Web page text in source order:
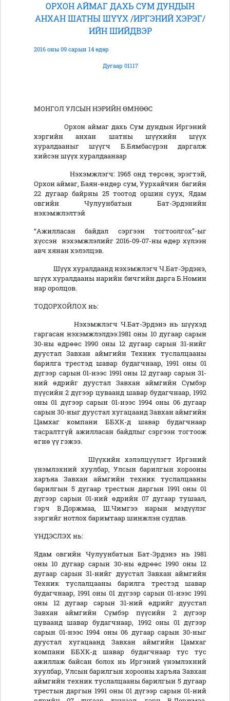
ОРХОН АЙМАГ ДАХЬ СУМ ДУНДЫН
АНХАН ШАТНЫ ШҮҮХ /ИРГЭНИЙ ХЭРЭГ/
ИЙН ШИЙДВЭР
2016 оны 09 сарын 14 өдөр
Дугаар 01117
МОНГОЛ УЛСЫН НЭРИЙН ӨМНӨӨС
Орхон аймаг дахь Сум дундын Иргэний
хэргийн анхан шатны шүүхийн шүүх
хуралдааныг шүүгч Б.Бямбасүрэн даргалж
хийсэн шүүх хуралдаанаар
Нэхэмжлэгч: 1965 онд төрсөн, эрэгтэй,
Орхон аймаг, Баян-өндөр сум, Уурхайчин багийн
22 дугаар байрны 25 тоотод оршин суух, Ядам
овгийн Чулуунбатын Бат-Эрдэнийн
нэхэмжлэлтэй
“Ажилласан байдал сэргээн тогтоолгох”-ыг
хүссэн нэхэмжлэлийг 2016-09-07-ны өдөр хүлээн
авч хянан хэлэлцэв.
Шүүх хуралдаанд нэхэмжлэгч Ч.Бат-Эрдэнэ,
шүүх хуралдааны нарийн бичгийн дарга Б.Номин
нар оролцов.
ТОДОРХОЙЛОХ нь:
Нэхэмжлэгч Ч.Бат-Эрдэнэ нь шүүхэд
гаргасан нэхэмжлэлдээ:1981 оны 10 дугаар сарын
30-ны өдрөөс 1990 оны 12 дугаар сарын 31-нийг
дуустал Завхан аймгийн Техник туслалцааны
барилга трестэд шавар будагчнаар, 1991 оны 01
дүгээр сарын 01-нээс 1991 оны 12 дугаар сарын 31-
ний өдрийг дуустал Завхан аймгийн Сүмбэр
пүүсийн 2 дүгээр цуваанд шавар будагчнаар, 1992
оны 01 дүгээр сарын 01-нээс 1994 оны 06 дугаар
сарын 30-ныг дуустал хугацаанд Завхан аймгийн
Цамхаг компани ББХК-д шавар будагчнаар
тасралтгүй ажилласан байдлыг сэргээн тогтоож
өгнө үү гэжээ.
Шүүхийн хэлэлцүүлэгт Иргэний
үнэмлэхний хуулбар, Улсын барилгын хорооны
харъяа Завхан аймгийн техник туслалцааны
барилгын 5 дугаар трестын даргын 1991 оны 01
дүгээр сарын 01-ний өдрийн 07 дугаар тушаал,
гэрч В.Доржмаа, Ш.Чимгээ нарын мэдүүлэг
зэргийг нотлох баримтаар шинжлэн судлав.
ҮНДЭСЛЭХ нь:
Ядам овгийн Чулуунбатын Бат-Эрдэнэ нь 1981
оны 10 дугаар сарын 30-ны өдрөөс 1990 оны 12
дугаар сарын 31-нийг дуустал Завхан аймгийн
Техник туслалцааны барилга трестэд шавар
будагчнаар, 1991 оны 01 дүгээр сарын 01-нээс 1991
оны 12 дугаар сарын 31-ний өдрийг дуустал
Завхан аймгийн Сүмбэр пүүсийн 2 дүгээр
цуваанд шавар будагчнаар, 1992 оны 01 дүгээр
сарын 01-нээс 1994 оны 06 дугаар сарын 30-ныг
дуустал хугацаанд Завхан аймгийн Цамхаг
компани ББХК-д шавар будагчнаар тус тус
ажиллаж байсан болох нь Иргэний үнэмлэхний
хуулбар, Улсын барилгын хорооны харъяа Завхан
аймгийн техник туслалцааны барилгын 5 дугаар
трестын даргын 1991 оны 01 дүгээр сарын 01-ний